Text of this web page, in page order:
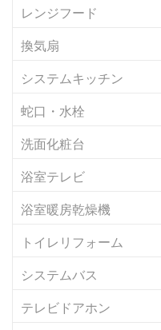
レンジフード
換気扇
システムキッチン
蛇口・水栓
洗面化粧台
浴室テレビ
浴室暖房乾燥機
トイレリフォーム
システムバス
テレビドアホン